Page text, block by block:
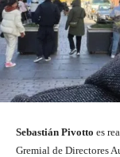
Sebastián Pivotto es
Gremial de Directores